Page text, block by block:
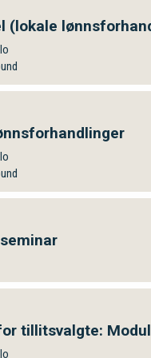
(lokale
tillitsvalgte: